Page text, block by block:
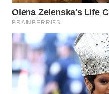
WN
CIANJUR
WN
KEPULAUAN
SERIBU
WN